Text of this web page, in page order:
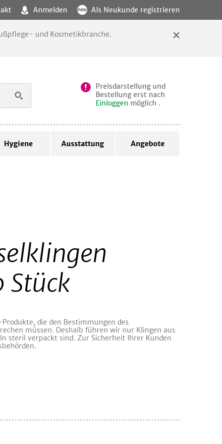
Anmelden Als Neukunde registrieren
und Kosmetikbranche.
Preisdarstellung und
Bestellung erst nach
Einloggen möglich .
Hygiene Ausstattung Angebote
Stück
die den Bestimmungen des
müssen. Deshalb führen wir nur Klingen aus
steril verpackt sind. Zur Sicherheit Ihrer Kunden